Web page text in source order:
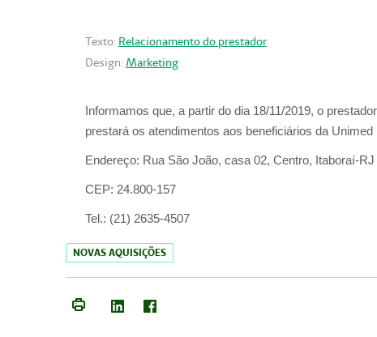
Texto: Relacionamento do prestador
Design: Marketing
Informamos que, a partir do dia 18/11/2019, o prestador
prestará os atendimentos aos beneficiários da Unimed
Endereço: Rua São João, casa 02, Centro, Itaboraí-RJ
CEP: 24.800-157
Tel.: (21) 2635-4507
NOVAS AQUISIÇÕES